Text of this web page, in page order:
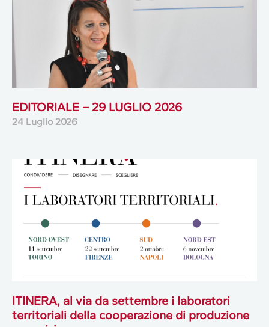
EDITORIALE – 29 LUGLIO 2026
24 Luglio 2026
ITINERA, al via da settembre i laboratori
territoriali della cooperazione di produzione